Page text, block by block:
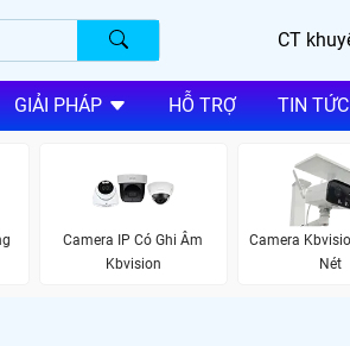
CT
GIẢI PHÁP HỖ TRỢ TIN TỨC
Camera IP Có Ghi Âm
Kbvision
Camera
Nét